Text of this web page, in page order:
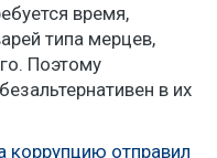
время,
типа мерцев,
Поэтому
в их
коррупцию отправил